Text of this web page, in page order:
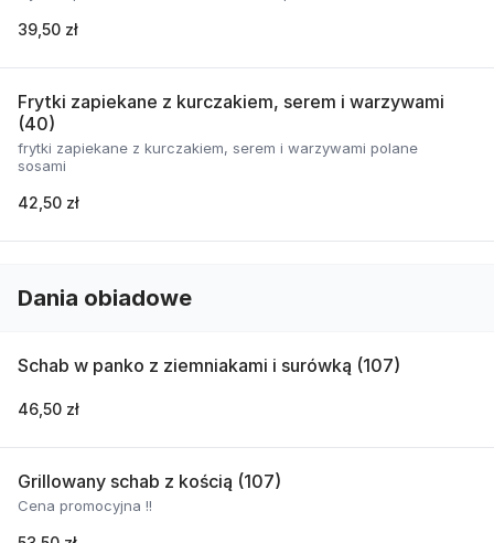
39,50 zł
Frytki zapiekane z kurczakiem, serem i warzywami
(40)
frytki zapiekane z kurczakiem, serem i warzywami polane
sosami
42,50 zł
Dania obiadowe
Schab w panko z ziemniakami i surówką (107)
46,50 zł
Grillowany schab z kością (107)
Cena promocyjna !!